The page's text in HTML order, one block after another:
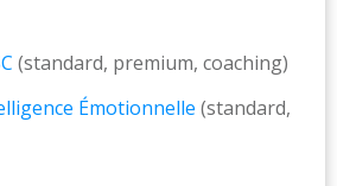
(standard, premium, coaching)
Émotionnelle (standard,